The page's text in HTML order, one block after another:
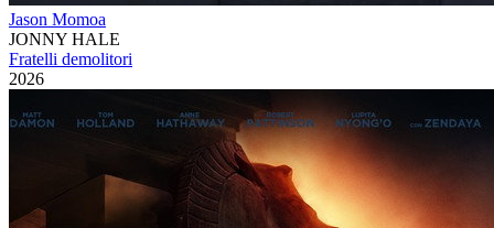
Jason Momoa
JONNY HALE
Fratelli demolitori
2026